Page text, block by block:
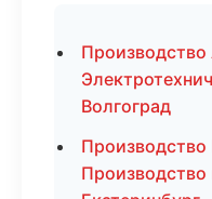
Волгоград
Производство